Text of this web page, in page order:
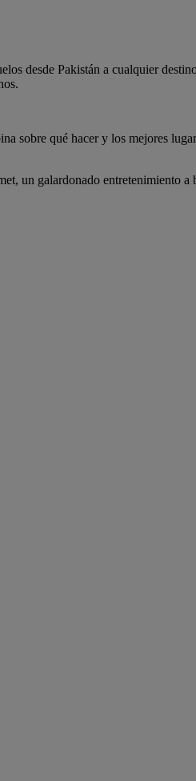
desde Pakistán a cualquier
sobre qué hacer y los mejores
un galardonado entretenimiento